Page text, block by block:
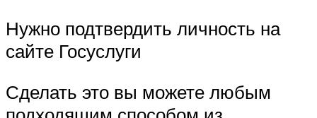
Нужно подтвердить личность на
сайте Госуслуги
Сделать это вы можете любым